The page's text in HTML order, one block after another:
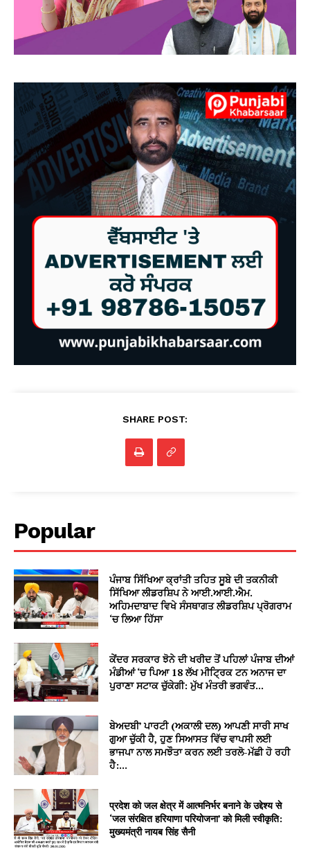
SHARE POST:
Popular
ਪੰਜਾਬ ਸਿੱਖਿਆ ਕ੍ਰਾਂਤੀ ਤਹਿਤ ਸੂਬੇ ਦੀ ਤਕਨੀਕੀ
ਸਿੱਖਿਆ ਲੀਡਰਸ਼ਿਪ ਨੇ ਆਈ.ਆਈ.ਐਮ.
ਅਹਿਮਦਾਬਾਦ ਵਿਖੇ ਸੰਸਥਾਗਤ ਲੀਡਰਸ਼ਿਪ ਪ੍ਰੋਗਰਾਮ
‘ਚ ਲਿਆ ਹਿੱਸਾ
ਕੇਂਦਰ ਸਰਕਾਰ ਝੋਨੇ ਦੀ ਖਰੀਦ ਤੋਂ ਪਹਿਲਾਂ ਪੰਜਾਬ ਦੀਆਂ
ਮੰਡੀਆਂ ‘ਚ ਪਿਆ 18 ਲੱਖ ਮੀਟ੍ਰਿਕ ਟਨ ਅਨਾਜ ਦਾ
ਪੁਰਾਣਾ ਸਟਾਕ ਚੁੱਕੇਗੀ: ਮੁੱਖ ਮੰਤਰੀ ਭਗਵੰਤ...
ਬੇਅਦਬੀ’ ਪਾਰਟੀ (ਅਕਾਲੀ ਦਲ) ਆਪਣੀ ਸਾਰੀ ਸਾਖ
ਗੁਆ ਚੁੱਕੀ ਹੈ, ਹੁਣ ਸਿਆਸਤ ਵਿੱਚ ਵਾਪਸੀ ਲਈ
ਭਾਜਪਾ ਨਾਲ ਸਮਝੌਤਾ ਕਰਨ ਲਈ ਤਰਲੋ-ਮੱਛੀ ਹੋ ਰਹੀ
ਹੈ:...
प्रदेश को जल क्षेत्र में आत्मनिर्भर बनाने के उद्देश्य से
‘जल संरक्षित हरियाणा परियोजना’ को मिली स्वीकृति:
मुख्यमंत्री नायब सिंह सैनी